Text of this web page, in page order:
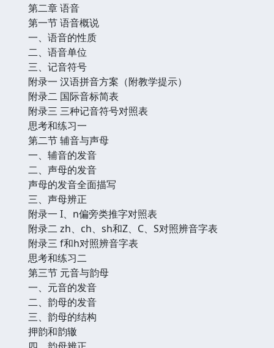
第二章 语音
第一节 语音概说
一、语音的性质
二、语音单位
三、记音符号
附录一 汉语拼音方案（附教学提示）
附录二 国际音标简表
附录三 三种记音符号对照表
思考和练习一
第二节 辅音与声母
一、辅音的发音
二、声母的发音
声母的发音全面描写
三、声母辨正
附录一 I、n偏旁类推字对照表
附录二 zh、ch、sh和Z、C、S对照辨音字表
附录三 f和h对照辨音字表
思考和练习二
第三节 元音与韵母
一、元音的发音
二、韵母的发音
三、韵母的结构
押韵和韵辙